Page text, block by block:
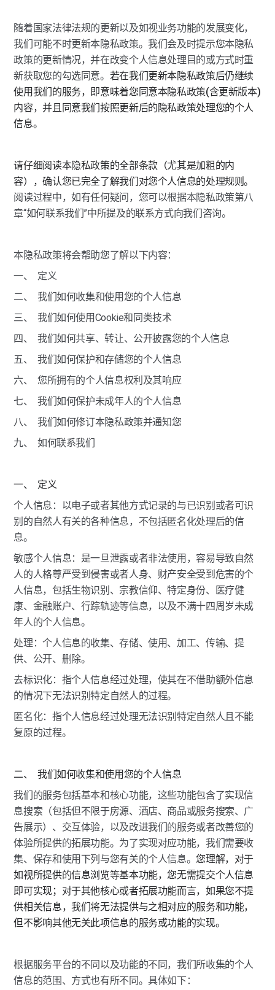
随着国家法律法规的更新以及如视业务功能的发展变化，
我们可能不时更新本隐私政策。我们会及时提示您本隐私
政策的更新情况，并在改变个人信息处理目的或方式时重
新获取您的勾选同意。 若在我们更新本隐私政策后仍继续
使用我们的服务，即意味着您同意本隐私政策(含更新版本)
内容，并且同意我们按照更新后的隐私政策处理您的个人
信息。
请仔细阅读本隐私政策的全部条款（尤其是加粗的内
容），确认您已完全了解我们对您个人信息的处理规则。
阅读过程中，如有任何疑问，您可以根据本隐私政策第八
章“如何联系我们”中所提及的联系方式向我们咨询。
本隐私政策将会帮助您了解以下内容：
一、  定义
二、  我们如何收集和使用您的个人信息
三、  我们如何使用Cookie和同类技术
四、  我们如何共享、转让、公开披露您的个人信息
五、  我们如何保护和存储您的个人信息
六、  您所拥有的个人信息权利及其响应
七、  我们如何保护未成年人的个人信息
八、  我们如何修订本隐私政策并通知您
九、  如何联系我们
一、  定义
个人信息：以电子或者其他方式记录的与已识别或者可识
别的自然人有关的各种信息，不包括匿名化处理后的信
息。
敏感个人信息：是一旦泄露或者非法使用，容易导致自然
人的人格尊严受到侵害或者人身、财产安全受到危害的个
人信息，包括生物识别、宗教信仰、特定身份、医疗健
康、金融账户、行踪轨迹等信息，以及不满十四周岁未成
年人的个人信息。
处理：个人信息的收集、存储、使用、加工、传输、提
供、公开、删除。
去标识化：指个人信息经过处理，使其在不借助额外信息
的情况下无法识别特定自然人的过程。
匿名化：指个人信息经过处理无法识别特定自然人且不能
复原的过程。
二、  我们如何收集和使用您的个人信息
我们的服务包括基本和核心功能，这些功能包含了实现信
息搜索（包括但不限于房源、酒店、商品或服务搜索、广
告展示）、交互体验，以及改进我们的服务或者改善您的
体验所提供的拓展功能。为了实现对应功能，我们需要收
集、保存和使用下列与您有关的个人信息。您理解，对于
如视所提供的信息浏览等基本功能，您无需提交个人信息
即可实现；对于其他核心或者拓展功能而言，如果您不提
供相关信息，我们将无法提供与之相对应的服务和功能，
但不影响其他无关此项信息的服务或功能的实现。
根据服务平台的不同以及功能的不同，我们所收集的个人
信息的范围、方式也有所不同。具体如下：